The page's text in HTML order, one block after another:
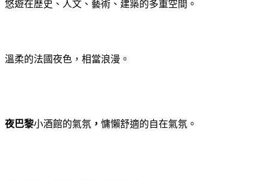
悠遊在歷史、人文、藝術、建築的多重空間。
溫柔的法國夜色，相當浪漫。
夜巴黎小酒館的氣氛 ， 慵懶舒適的自在氣氛。